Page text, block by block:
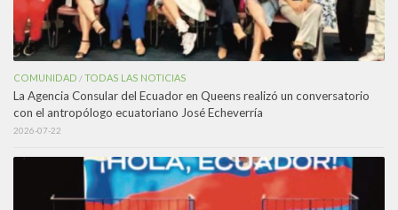
COMUNIDAD /TODAS LAS NOTICIAS
La Agencia Consular del Ecuador en Queens realizó un conversatorio
con el antropólogo ecuatoriano José Echeverría
2026-07-22